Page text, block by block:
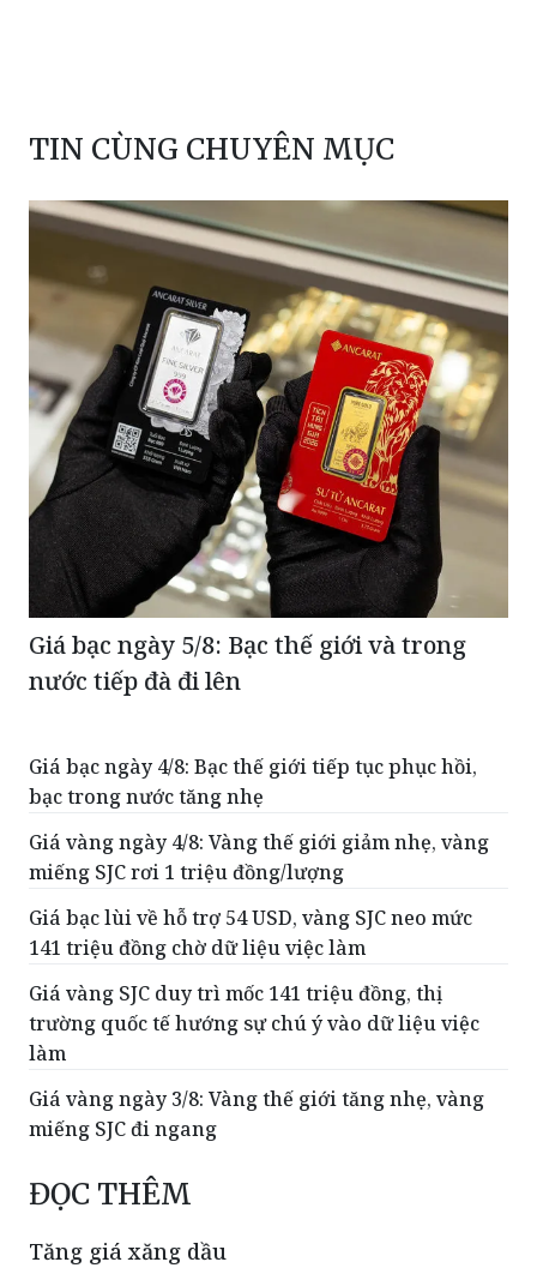
TIN CÙNG CHUYÊN MỤC
Giá bạc ngày 5/8: Bạc thế giới và trong
nước tiếp đà đi lên
Giá bạc ngày 4/8: Bạc thế giới tiếp tục phục hồi,
bạc trong nước tăng nhẹ
Giá vàng ngày 4/8: Vàng thế giới giảm nhẹ, vàng
miếng SJC rơi 1 triệu đồng/lượng
Giá bạc lùi về hỗ trợ 54 USD, vàng SJC neo mức
141 triệu đồng chờ dữ liệu việc làm
Giá vàng SJC duy trì mốc 141 triệu đồng, thị
trường quốc tế hướng sự chú ý vào dữ liệu việc
làm
Giá vàng ngày 3/8: Vàng thế giới tăng nhẹ, vàng
miếng SJC đi ngang
ĐỌC THÊM
Tăng giá xăng dầu